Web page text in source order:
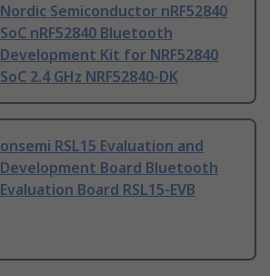
Nordic Semiconductor nRF52840
SoC nRF52840 Bluetooth
Development Kit for NRF52840
SoC 2.4 GHz NRF52840-DK
onsemi RSL15 Evaluation and
Development Board Bluetooth
Evaluation Board RSL15-EVB